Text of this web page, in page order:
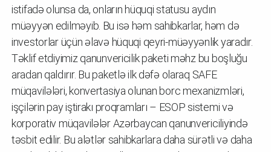
istifadə olunsa da, onların hüquqi statusu aydın
müəyyən edilməyib. Bu isə həm sahibkarlar, həm də
investorlar üçün əlavə hüquqi qeyri-müəyyənlik yaradır.
Təklif etdiyimiz qanunvericilik paketi məhz bu boşluğu
aradan qaldırır. Bu paketlə ilk dəfə olaraq SAFE
müqavilələri, konvertasiya olunan borc mexanizmləri,
işçilərin pay iştirakı proqramları – ESOP sistemi və
korporativ müqavilələr Azərbaycan qanunvericiliyində
təsbit edilir. Bu alətlər sahibkarlara daha sürətli və daha